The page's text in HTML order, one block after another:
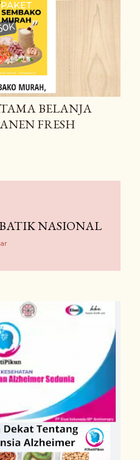
BELANJA
FRESH
NASIONAL